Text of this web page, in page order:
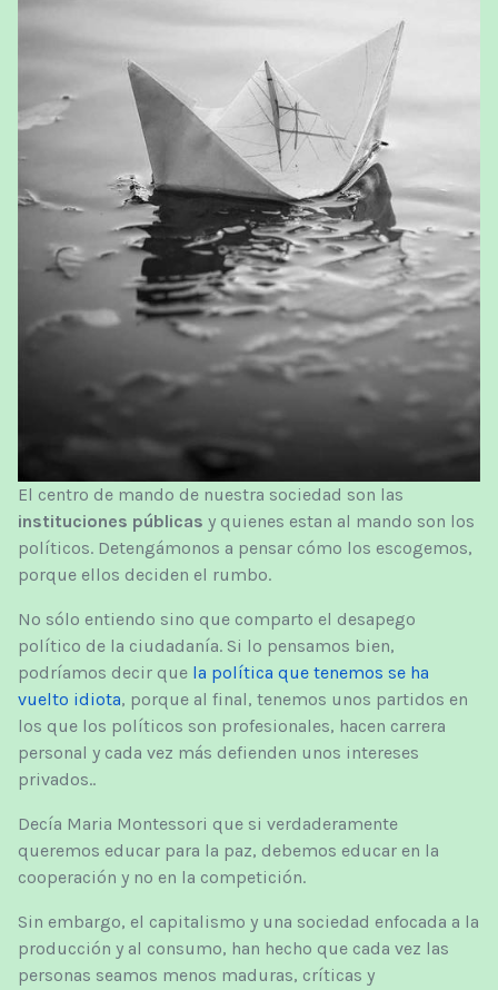
El centro de mando de nuestra sociedad son las
instituciones públicas y quienes estan al mando son los
políticos. Detengámonos a pensar cómo los escogemos,
porque ellos deciden el rumbo.
No sólo entiendo sino que comparto el desapego
político de la ciudadanía. Si lo pensamos bien,
podríamos decir que la política que tenemos se ha
vuelto idiota, porque al final, tenemos unos partidos en
los que los políticos son profesionales, hacen carrera
personal y cada vez más defienden unos intereses
privados..
Decía Maria Montessori que si verdaderamente
queremos educar para la paz, debemos educar en la
cooperación y no en la competición.
Sin embargo, el capitalismo y una sociedad enfocada a la
producción y al consumo, han hecho que cada vez las
personas seamos menos maduras, críticas y